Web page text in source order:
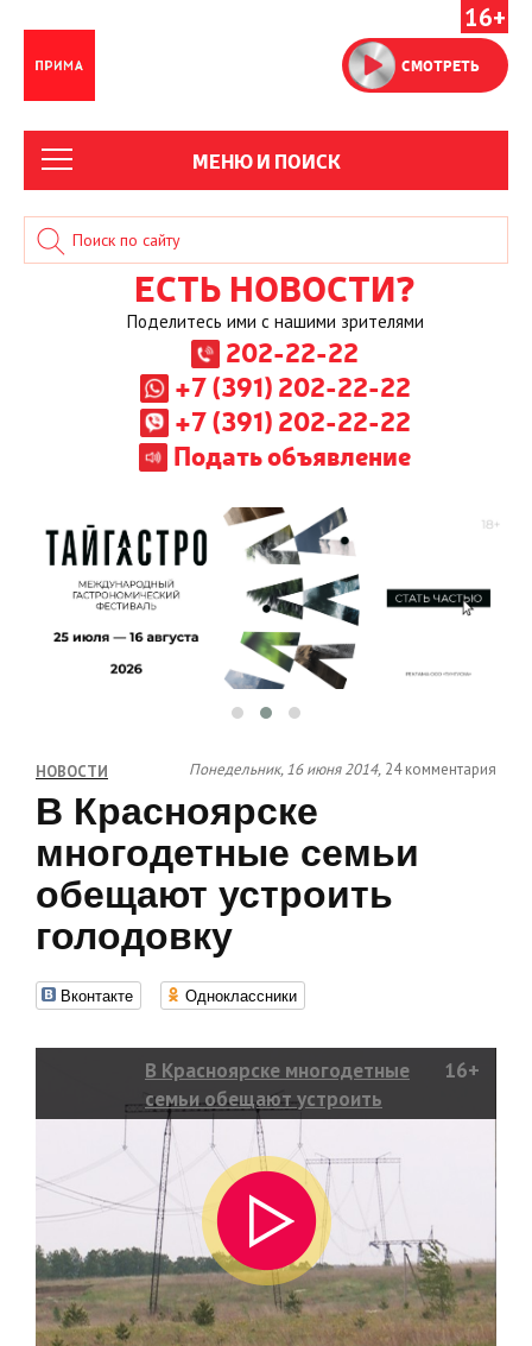
16+
СМОТРЕТЬ
МЕНЮ И ПОИСК
ЕСТЬ НОВОСТИ?
Поделитесь ими с нашими зрителями
202-22-22
+7 (391) 202-22-22
+7 (391) 202-22-22
Подать объявление
НОВОСТИ Понедельник, 16 июня 2014, 24 комментария
В Красноярске
многодетные семьи
обещают устроить
голодовку
Вконтакте Одноклассники
В Красноярске многодетные
семьи обещают устроить
голодовку
16+